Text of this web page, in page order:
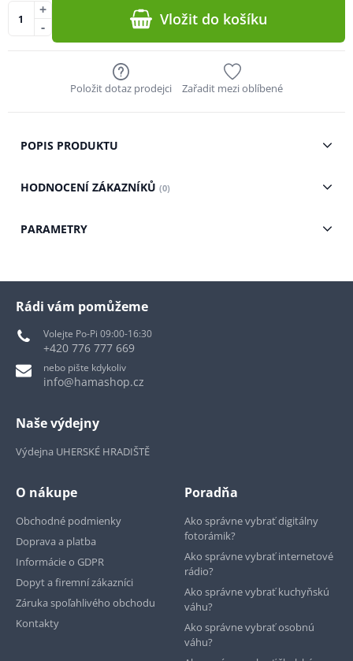
-
+ Vložit do košíku
Položit dotaz prodejci Zařadit mezi oblíbené
POPIS PRODUKTU
HODNOCENÍ ZÁKAZNÍKŮ (0)
PARAMETRY
Rádi vám pomůžeme
Volejte Po-Pi 09:00-16:30
+420 776 777 669
nebo pište kdykoliv
info@hamashop.cz
Naše výdejny
Výdejna UHERSKÉ HRADIŠTĚ
O nákupe
Obchodné podmienky
Doprava a platba
Informácie o GDPR
Dopyt a firemní zákazníci
Záruka spoľahlivého obchodu
Kontakty
Poradňa
Ako správne vybrať digitálny
fotorámik?
Ako správne vybrať internetové
rádio?
Ako správne vybrať kuchyňskú
váhu?
Ako správne vybrať osobnú
váhu?